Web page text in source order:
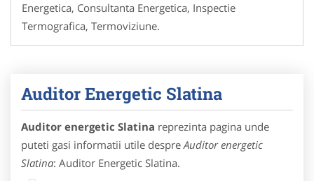
Energetica, Consultanta Energetica, Inspectie
Termografica, Termoviziune.
Auditor Energetic Slatina
Auditor energetic Slatina reprezinta pagina unde
puteti gasi informatii utile despreAuditor energetic
Slatina: Auditor Energetic Slatina.